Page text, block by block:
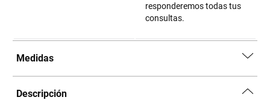
responderemos todas tus
consultas.
Medidas
Descripción